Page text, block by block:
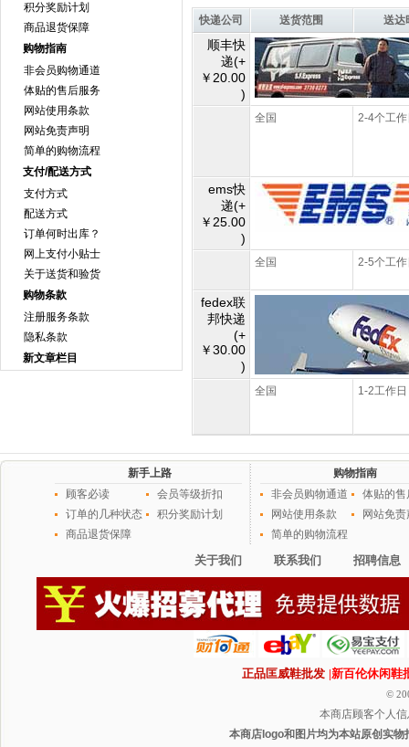
积分奖励计划
商品退货保障
购物指南
非会员购物通道
体贴的售后服务
网站使用条款
网站免责声明
简单的购物流程
支付/配送方式
支付方式
配送方式
订单何时出库？
网上支付小贴士
关于送货和验货
购物条款
注册服务条款
隐私条款
新文章栏目
快递公司 送货范围 送达
顺丰快
递(+
￥20.00
)
全国 2-4个工作
ems快
递(+
￥25.00
)
全国 2-5个工作
fedex联
邦快递
(+
￥30.00
)
全国 1-2工作日
新手上路
顾客必读
会员等级折扣
订单的几种状态
积分奖励计划
商品退货保障
购物指南
非会员购物通道
体贴的售
网站使用条款
网站免
简单的购物流程
关于我们 联系我们 招聘信息
正品匡威鞋批发 |新百伦休闲鞋
©
本商店顾客个人
本商店logo和图片均为本站原创实